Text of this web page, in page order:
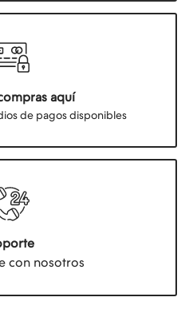
aquí
de pagos disponibles
con nosotros